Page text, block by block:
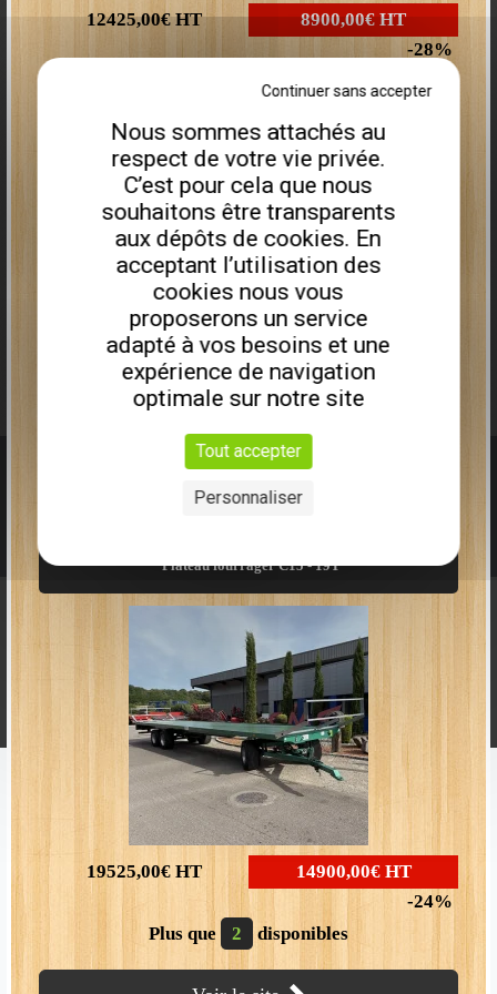
12425,00€HT 8900,00€HT
28
disponibles
Remorque porte engin PEA675I
HT 6990,00€
Plus que
2 disponibles
Plateau fourrager C15 - 19T
19525,00€HT 14900,00€HT
24
Plus que
2 disponibles
Constructeur a le plaisir de vous présenter son
nouveau site web!
Nous avons souhaité une nouvelle interface plus fonctionnelle
vous permettra de retrouver facilement les informations que vous
cherchez sur notre matériel, ainsi que nos promotions en cours.
Désormais 100% compatible mobile, ce site est consultable sur
ordinateur comme sur tablette ou smartphone :l'expérience CMS
n'a plus aucune limite!
Nous vous souhaitons une agréable visite sur notre site.
Boutique en ligne
288 rue du stade
BP 12
70110 VILLERSEXEL
Tél : 03 84 63 93 12
Fax : 03 84 20 85 04
NOUS
CONTACTER
Nos partenaires
figures, les photos et les caractéristiques ne sont données qu'a titre indicatif.
Nous sommes attachés au
respect de votre vie privée.
C’est pour cela que nous
souhaitons être transparents
aux dépôts de cookies. En
acceptant l’utilisation des
cookies nous vous
proposerons un service
adapté à vos besoins et une
expérience de navigation
optimale sur notre site
Tout accepter
Continuer sans accepter
Personnaliser